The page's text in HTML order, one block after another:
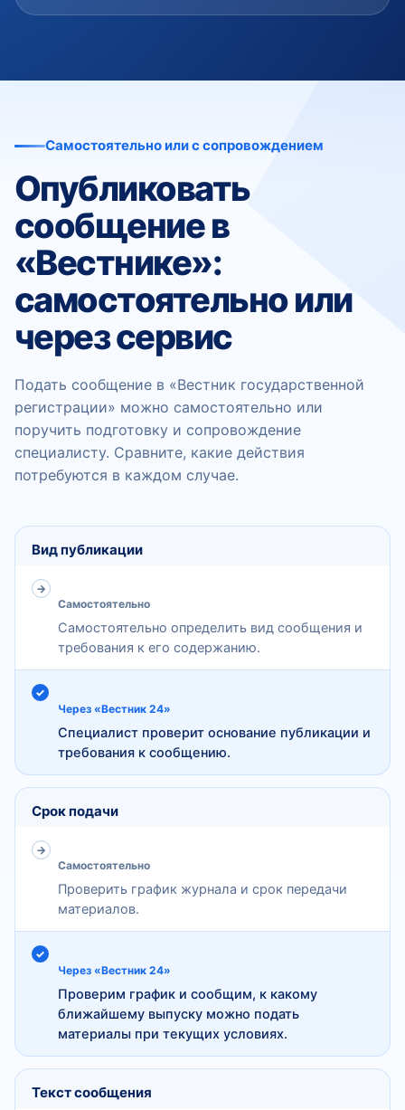
Самостоятельно или с сопровождением
Опубликовать
сообщение в
«Вестнике»:
самостоятельно или
через сервис
Подать сообщение в «Вестник государственной
регистрации» можно самостоятельно или
поручить подготовку и сопровождение
специалисту. Сравните, какие действия
потребуются в каждом случае.
Сравнение самостоятельной подачи сообщения и
Самостоятельная подача
Публикация своими силами
С сопровождением специалиста
Через сервис «Вестник 24»
Вид публикации
Самостоятельно
Самостоятельно определить вид сообщения и
требования к его содержанию.
Через «Вестник 24»
Специалист проверит основание публикации и
требования к сообщению.
Срок подачи
Самостоятельно
Проверить график журнала и срок передачи
материалов.
Через «Вестник 24»
Проверим график и сообщим, к какому
ближайшему выпуску можно подать
материалы при текущих условиях.
Текст сообщения